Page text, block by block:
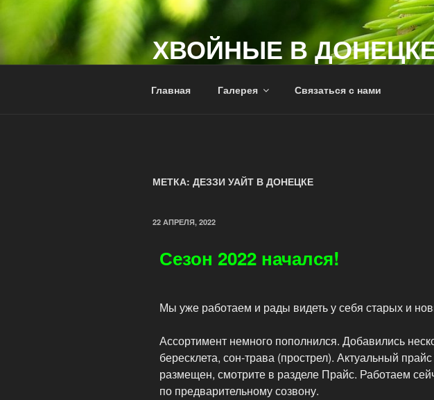
ХВОЙНЫЕ В
Главная Галерея Связаться с нами
МЕТКА: ДЕЗЗИ УАЙТ В ДОНЕЦКЕ
22 АПРЕЛЯ, 2022
Сезон 2022 начался!
Мы уже работаем и рады видеть у себя старых и
Ассортимент немного пополнился. Добавились
бересклета, сон-трава (прострел). Актуальный
размещен, смотрите в разделе Прайс. Работаем
по предварительному созвону.